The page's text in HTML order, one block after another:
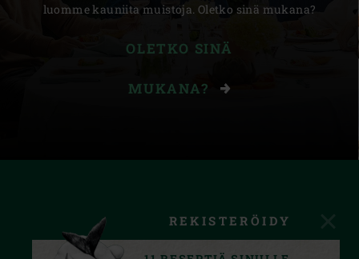
luomme kauniita muistoja. Oletko sinä mukana?
OLETKO SINÄ
MUKANA?
REKISTERÖIDY